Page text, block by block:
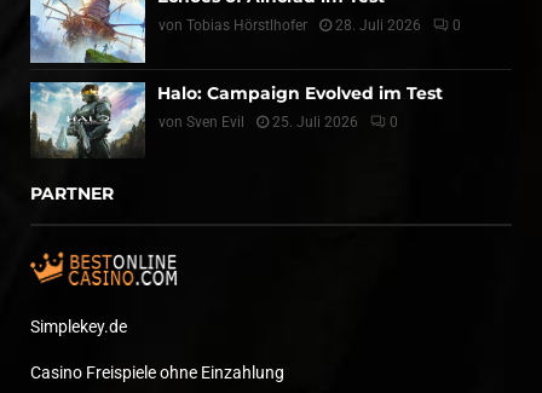
von Tobias Hörstlhofer 28. Juli 2026 0
Halo: Campaign Evolved im Test
von Sven Evil 25. Juli 2026 0
PARTNER
Simplekey.de
Casino Freispiele ohne Einzahlung